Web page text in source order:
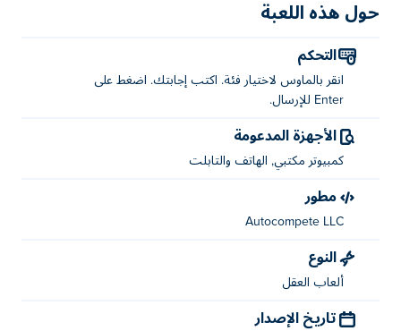
حول هذه اللعبة
التحكم
انقر بالماوس لاختيار فئة. اكتب إجابتك. اضغط على
Enter للإرسال.
الأجهزة المدعومة
كمبيوتر مكتبي, الهاتف والتابلت
مطور
Autocompete LLC
النوع
ألعاب العقل
تاريخ الإصدار